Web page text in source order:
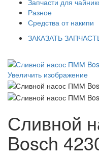
Разное
Средства от накипи
ЗАКАЗАТЬ
Увеличить изображение
Сливной
Bosch